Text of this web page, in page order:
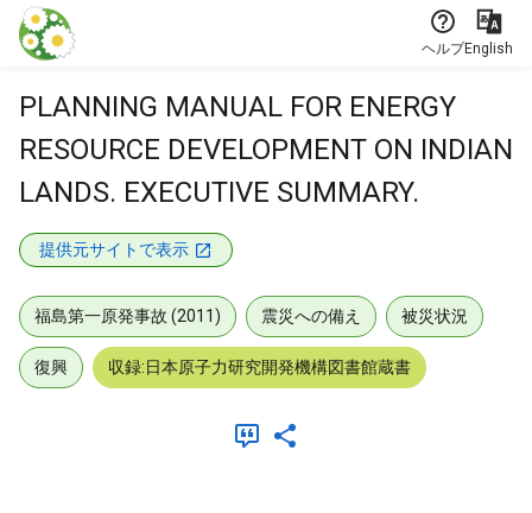
本文に飛ぶ
ヘルプEnglish
PLANNING MANUAL FOR ENERGY
RESOURCE DEVELOPMENT ON INDIAN
LANDS. EXECUTIVE SUMMARY.
提供元サイトで表示
福島第一原発事故 (2011) 震災への備え 被災状況
復興 収録:日本原子力研究開発機構図書館蔵書